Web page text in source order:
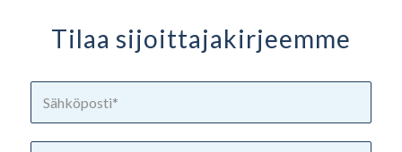
Tilaa sijoittaja­kirjeemme